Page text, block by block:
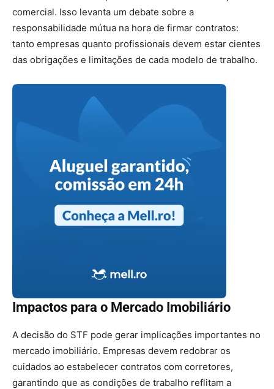
comercial. Isso levanta um debate sobre a
responsabilidade mútua na hora de firmar contratos:
tanto empresas quanto profissionais devem estar cientes
das obrigações e limitações de cada modelo de trabalho.
Impactos para o Mercado Imobiliário
A decisão do STF pode gerar implicações importantes no
mercado imobiliário. Empresas devem redobrar os
cuidados ao estabelecer contratos com corretores,
garantindo que as condições de trabalho reflitam a